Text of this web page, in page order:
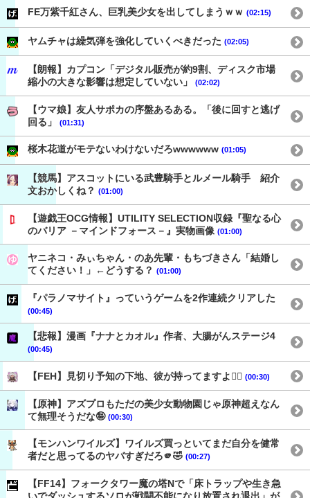
FE万紫千紅さん、巨乳美少女を出してしまうｗｗ (02:15)
ヤムチャは繰気弾を強化していくべきだった (02:05)
【朗報】カプコン「デジタル販売が約9割、ディスク市場
縮小の大きな影響は想定していない」
(02:02)
【ウマ娘】友人サポカの序盤あるある。「後に回すと逃げ
回る」
(01:31)
桜木花道がモテないわけないだろwwwwww (01:05)
【競馬】アスコットにいる武豊騎手とルメール騎手 紹介
文おかしくね？ (01:00)
【遊戯王OCG情報】UTILITY SELECTION収録『聖なる心
のバリア －マインドフォース－』実物画像 (01:00)
ヤニネコ・みぃちゃん・のあ先輩・もちづきさん「結婚し
てください！」←どうする？ (01:00)
『パラノマサイト』っていうゲームを2作連続クリアした
(00:45)
【悲報】漫画『ナナとカオル』作者、大腸がんステージ4
(00:45)
【FEH】見切り予知の下地、彼が持ってますよ👍🏻 (00:30)
【原神】アズプロもただの美少女動物園じゃ原神超えなん
て無理そうだな🤪 (00:30)
【モンハンワイルズ】ワイルズ買っといてまだ自分を健常
者だと思ってるのヤバすぎだろ🫵🤣 (00:27)
【FF14】フォークタワー魔の塔Nで「床トラップや生き急
いでダッシュするソロが戦闘不能になり放置され退出」が